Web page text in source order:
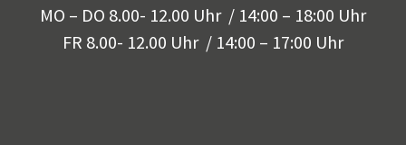
MO – DO 8.00- 12.00 Uhr / 14:00 – 18:00 Uhr
FR 8.00- 12.00 Uhr / 14:00 – 17:00 Uhr